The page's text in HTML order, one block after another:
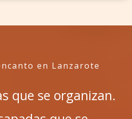
en Lanzarote
que se organizan.